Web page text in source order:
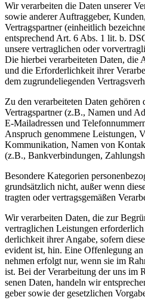
Wir verar­beiten die Daten unserer
sowie anderer Auftrag­geber,
Vertrags­partner (einheitlich
entspre­chend Art. 6 Abs. 1 lit. b.
unsere vertrag­lichen oder
Die hierbei verar­bei­teten Daten, die
und die Erfor­der­lichkeit ihrer
dem zugrun­de­lie­genden
Zu den verar­bei­teten Daten gehören
Vertrags­partner (z.B., Namen und
E‑Mailadressen und
Anspruch genommene Leistungen,
Kommu­ni­kation, Namen von
(z.B., Bankver­bin­dungen,
Besondere Kategorien
grund­sätzlich nicht, außer wenn
tragten oder vertrags­ge­mäßen
Wir verar­beiten Daten, die zur
vertrag­lichen Leistungen
der­lichkeit ihrer Angabe, sofern
evident ist, hin. Eine Offen­legung
nehmen erfolgt nur, wenn sie im
ist. Bei der Verar­beitung der uns im
senen Daten, handeln wir
geber sowie der gesetz­lichen